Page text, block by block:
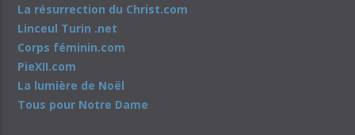
La résurrection du Christ.com
Linceul Turin .net
Corps féminin.com
PieXII.com
La lumière de Noël
Tous pour Notre Dame